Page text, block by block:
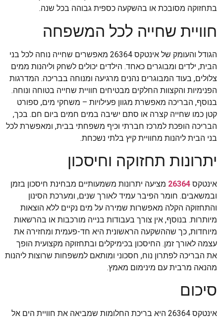
בתחזוקה מסובכת או בהשקעה כספית גבוהה בכל שנה.
חוויית שחייה לכל המשפחה
הגודל והעומק של אינטקס 26364 מאפשרים שחייה נוחה לכל בני
הבית, ילדים ומבוגרים כאחד. הילדים יכולים לשחק וליהנות ממים
צלולים, בעוד המבוגרים נהנים מרגיעה ומנוחה בבריכה. המדרגות
הפנימיות והקצוות החלקים מבטיחים חוויית שחייה בטוחה ונוחה.
בנוסף, הבריכה מאפשרת מגוון פעילויות – משחקי מים, ספורט
קטן כמו שחייה קצרה או סתם ישיבה במים חמים ביום חם. בכך,
הבריכה הופכת למרכז חברתי וכיף משפחתי בבית, ומאפשרת לכל
בני הבית ליהנות מחוויית קיץ בלתי נשכחת.
יתרונות תחזוקה וחיסכון
אינטקס 26364 מציעה יתרונות משמעותיים מבחינת חיסכון בזמן
ובמשאבים. חומר הפיבר עמיד לאורך שנים, ומערכת הסינון
והתחזוקה הקלה מאפשרות שמירה על מים נקיים ללא הוצאות
מיותרות. בנוסף, אין צורך בעבודות בנייה מורכבות או בהרשאות
מיוחדות, כך שההשקעה הראשונית היא חד-פעמית ומחזירה את
עצמה לאורך זמן. החיסכון בכימיקלים ובתחזוקה מקצועית הופך
את הבריכה לפתרון נוח, חסכוני ומותאם למשפחות שרוצות ליהנות
מהנאה מרבית עם מינימום מאמץ.
סיכום
אינטקס 26364 היא בריכת החלומות שמביאה את חוויית הים אל